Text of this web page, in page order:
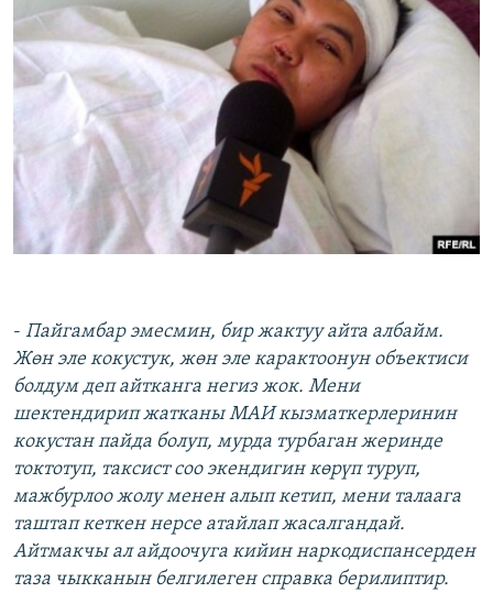
- Пайгамбар эмесмин, бир жактуу айта албайм.
Жөн эле кокустук, жөн эле карактоонун объектиси
болдум деп айтканга негиз жок. Мени
шектендирип жатканы МАИ кызматкерлеринин
кокустан пайда болуп, мурда турбаган жеринде
токтотуп, таксист соо экендигин көрүп туруп,
мажбурлоо жолу менен алып кетип, мени талаага
таштап кеткен нерсе атайлап жасалгандай.
Айтмакчы ал айдоочуга кийин наркодиспансерден
таза чыкканын белгилеген справка берилиптир.